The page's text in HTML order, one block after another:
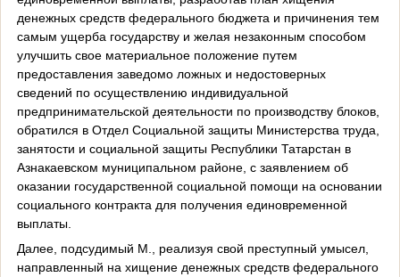
денежных средств федерального бюджета и причинения тем
самым ущерба государству и желая незаконным способом
улучшить свое материальное положение путем
предоставления заведомо ложных и недостоверных
сведений по осуществлению индивидуальной
предпринимательской деятельности по производству блоков,
обратился в Отдел Социальной защиты Министерства труда,
занятости и социальной защиты Республики Татарстан в
Азнакаевском муниципальном районе, с заявлением об
оказании государственной социальной помощи на основании
социального контракта для получения единовременной
выплаты.
Далее, подсудимый М., реализуя свой преступный умысел,
направленный на хищение денежных средств федерального